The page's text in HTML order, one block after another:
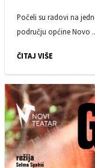
Počeli su radovi na
području općine Novo
ČITAJ VIŠE